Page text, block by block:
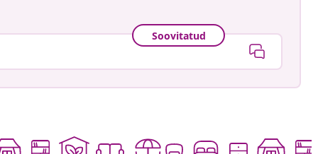
Soovitatud